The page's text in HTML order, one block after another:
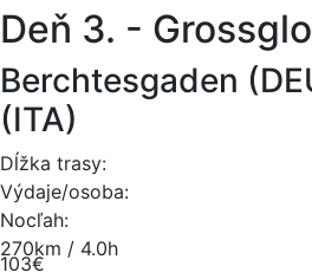
Deň 3. -
Berchtesgaden
(ITA)
Dĺžka trasy:
Výdaje/osoba:
Nocľah:
270km / 4.0h
103€